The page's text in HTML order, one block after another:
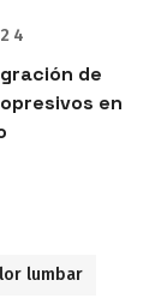
de
en
lumbar